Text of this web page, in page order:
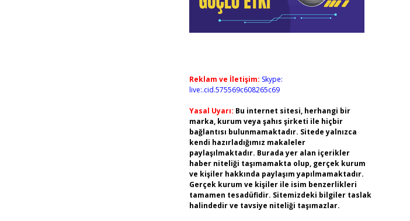
Reklam ve İletişim: Skype:
live:.cid.575569c608265c69
Yasal Uyarı: Bu internet sitesi, herhangi bir
marka, kurum veya şahıs şirketi ile hiçbir
bağlantısı bulunmamaktadır. Sitede yalnızca
kendi hazırladığımız makaleler
paylaşılmaktadır. Burada yer alan içerikler
haber niteliği taşımamakta olup, gerçek kurum
ve kişiler hakkında paylaşım yapılmamaktadır.
Gerçek kurum ve kişiler ile isim benzerlikleri
tamamen tesadüfidir. Sitemizdeki bilgiler taslak
halindedir ve tavsiye niteliği taşımazlar.